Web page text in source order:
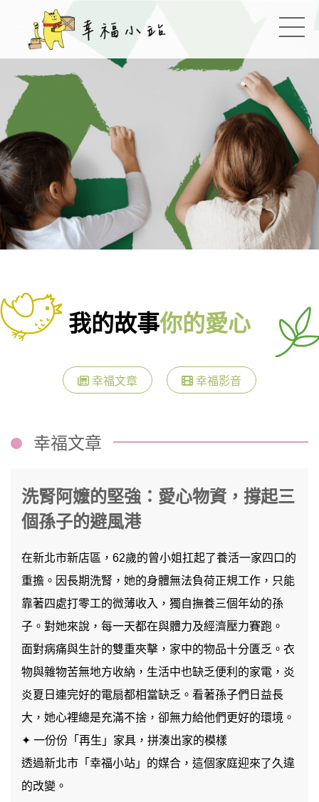
切換
:::
我的故事你的愛心
幸福文章 幸福影音
幸福文章
洗腎阿嬤的堅強：愛心物資，撐起三
個孫子的避風港
在新北市新店區，62歲的曾小姐扛起了養活一家四口的
重擔。因長期洗腎，她的身體無法負荷正規工作，只能
靠著四處打零工的微薄收入，獨自撫養三個年幼的孫
子。對她來說，每一天都在與體力及經濟壓力賽跑。
面對病痛與生計的雙重夾擊，家中的物品十分匱乏。衣
物與雜物苦無地方收納，生活中也缺乏便利的家電，炎
炎夏日連完好的電扇都相當缺乏。看著孫子們日益長
大，她心裡總是充滿不捨，卻無力給他們更好的環境。
✦ 一份份「再生」家具，拼湊出家的模樣
透過新北市「幸福小站」的媒合，這個家庭迎來了久違
的改變。